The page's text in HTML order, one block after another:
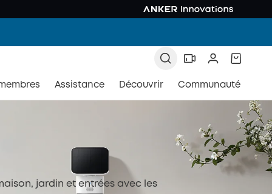
Assistance Découvrir Communauté
jardin et entrées avec les